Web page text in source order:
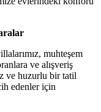
muhteşem
ve alışveriş
ve huzurlu bir tatil
edenler için